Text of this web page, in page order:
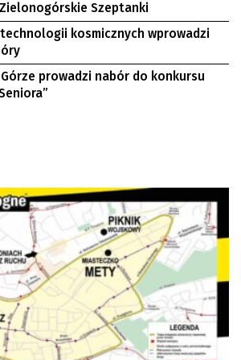
Szeptanki
kosmicznych wprowadzi
Górze prowadzi nabór do konkursu